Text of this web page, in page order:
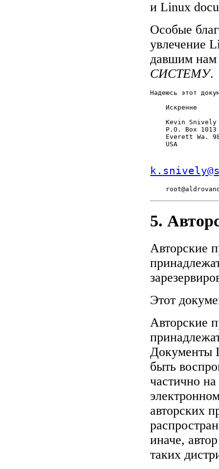
и Linux
Особые
увлечение
давшим
СИСТЕМУ.
Надеюсь этот
    Искренне
    Kevin Snively
    P.O. Box 1013
Everett Wa.
    USA
5.
Авторские
Этот
Авторские
Документы
быть
частично
авторских
иначе,
таких